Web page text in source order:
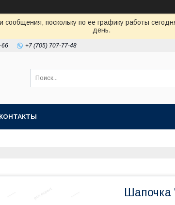
поскольку по ее графику работы
день.
66 +7 (705) 707-77-48
КОНТАКТЫ
Шапочка